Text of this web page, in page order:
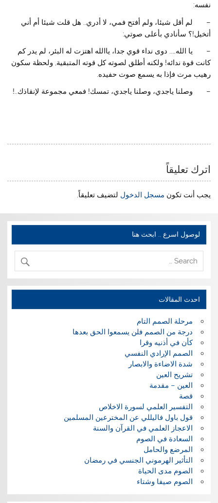
نفسه:
– لم أقل شيئا، ولم أفتح فمي، لا أدري.. هل قلت شيئا أم أني
أتخيل!؟ سأنادي بأعلى صوتي:
– يا الله….. دوى نداء قوي جدا، ياالله اهتزت له البئر، لم يدر كم
كانت قوة ندائه! ولكنه أطلق لصوته كل قوته المتبقية, ولحظة سكون
رهيب مرت فإذا به يسمع صوت حفيده.
– وصلنا ياجدي، وصلنا ياجدي، تمسك! فمعي مجموعة لإنقاذك..!
اترك تعليقاً
يجب أنت تكون مسجل الدخول لتضيف تعليقاً.
لوصول اسرع .. ابحث هنا
احدث المقالات
مرحلة الصمم التام
درجة من الصمم فلن يسمعوا الحق بعدها
كأن في أذنيه وقرا
الصمم الإرادي النفسي
شدة الاضاءة والابصار
تشريح العين
العين – مقدمة
قصة
التفسير العلمي لسورة الاخلاص
قول باول فاليللي عن المخترعين المسلمين
الاعجاز العلمي في القرآن والسنة
السعادة في الصوم
المرضع والحامل
التأثير الهرموني الجنسي في رمضان
الصوم مدى الحياة
الصوم صيفا وشتاء